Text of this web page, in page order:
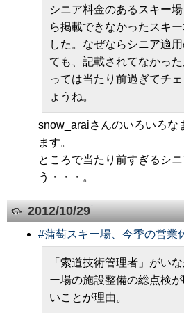
シニア料金のあるスキー
ら掲載できなかったスキ
した。なぜならシニア適
ても、記載されてなかっ
っては当たり前過ぎてチ
ょうね。
snow_araiさんのいろいろな
ます。
ところで当たり前すぎるシ
う・・・。
2012/10/29†
#蒲萄スキー場、今季の営業
「索道技術管理者」がい
ー場の施設整備の総点検
いことが理由。